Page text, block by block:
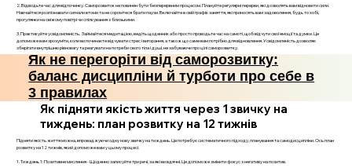
2. Відводьте час для відпочинку. Саморозвиток не повинен бути безперервним процесом. Плануйте регулярні перерви, які дозволять вам відновити сили.
Навчайтеся розпізнавати сигнали втоми та не соромтеся брати паузи. Включайте в свій графік заняття, які приносять вам задоволення, будь то хобі,
прогулянки на свіжому повітрі чи спілкування з близькими.
3. Практикуйте усвідомленість. Займайтеся медитацією, ведіть щоденник або просто проводьте час на самоті, щоб відчути свої емоції та думки. Це
допоможе вам зрозуміти, коли ви починаєте відчувати стрес і вигорання, а також що саме вам потрібно для відновлення. Усвідомленість дозволяє
зберігати внутрішню рівновагу та реагувати на потреби свого тіла і душі, не забуваючи про цілі саморозвитку.
Як не перегоріти від саморозвитку:
баланс дисципліни й турботи про себе в
3 правилах
Як підняти якість життя через 1 звичку на
тиждень: план розвитку на 12 тижнів
Підняти якість життя можна, впроваджуючи одну нову звичку на тиждень. Це потребує систематичного підходу, планування та самодисципліни. Ось план
розвитку на 12 тижнів, який допоможе вам у цьому процесі.
1. Тиждень 1: Позитивне мислення - Щоденно записуйте три речі, за які ви вдячні. Це допоможе змінити фокус з негативу на позитив.